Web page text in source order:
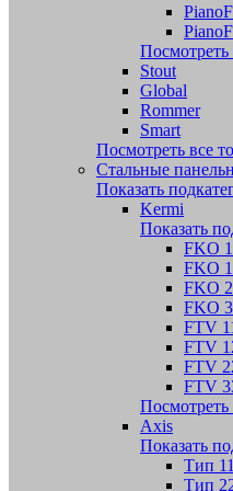
Посмотреть
Stout
Global
Rommer
Smart
Посмотреть все
Стальные
Показать
Kermi
Показать
FKO
FKO
FKO
FKO
FTV
FTV
FTV
FTV
Посмотреть
Axis
Показать
Тип
Тип